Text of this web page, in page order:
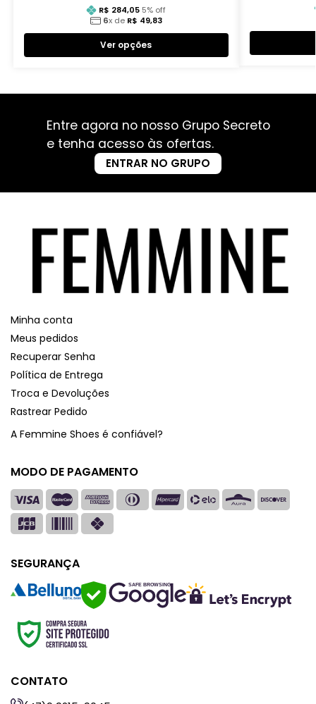
R$ 284,05 5% off
6x de R$ 49,83
Ver opções
Entre agora no nosso Grupo Secreto
e tenha acesso às ofertas.
ENTRAR NO GRUPO
Minha conta
Meus pedidos
Recuperar Senha
Política de Entrega
Troca e Devoluções
Rastrear Pedido
A Femmine Shoes é confiável?
MODO DE PAGAMENTO
SEGURANÇA
SAFE BROWSING
CONTATO